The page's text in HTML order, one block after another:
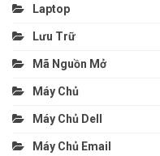
Laptop
Lưu Trữ
Mã Nguồn Mở
Máy Chủ
Máy Chủ Dell
Máy Chủ Email